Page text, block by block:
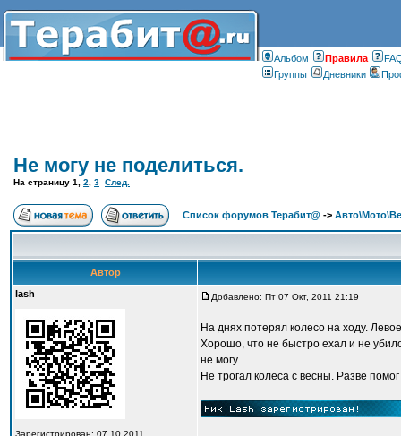
Альбом Правилa
Группы
Дневники
Не могу не поделиться.
На страницу 1 2 3 След.
Список форумов Терабит@ ->
Автор
lash
Зарегистрирован: 07.10.2011
Добавлено: Пт 07 Окт, 2011 21:19
На днях потерял колесо на ходу.
Хорошо, что не быстро ехал и не
не могу.
Не трогал колеса с весны. Разве